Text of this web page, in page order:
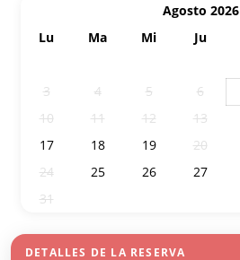
Agosto 2026
Lu
Ma Mi Ju
3
4 5 6
10
11 12 13
17
18 19 20
24
25 26 27
31
DETALLES DE LA RESERVA